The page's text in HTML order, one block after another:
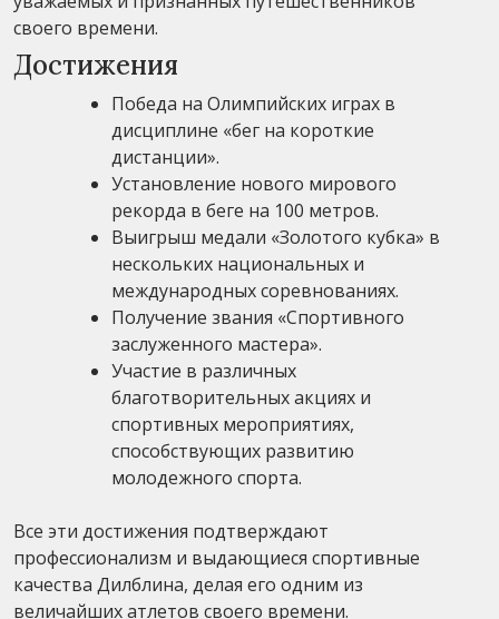
своего времени.
Достижения
Победа на Олимпийских играх в
дисциплине «бег на короткие
дистанции».
Установление нового мирового
рекорда в беге на 100 метров.
Выигрыш медали «Золотого кубка» в
нескольких национальных и
международных соревнованиях.
Получение звания «Спортивного
заслуженного мастера».
Участие в различных
благотворительных акциях и
спортивных мероприятиях,
способствующих развитию
молодежного спорта.
Все эти достижения подтверждают
профессионализм и выдающиеся спортивные
качества Дилблина, делая его одним из
величайших атлетов своего времени.